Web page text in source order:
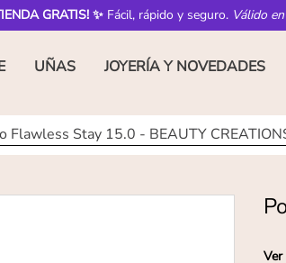
GRATIS! ✨ Fácil, rápido y seguro. Válido
UÑAS JOYERÍA Y NOVEDADES
Flawless Stay 15.0 - BEAUTY